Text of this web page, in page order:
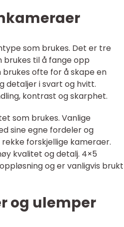
som brukes. Det er tre
til å fange opp
ofte for å skape en
detaljer i svart og hvitt.
kontrast og skarphet.
som brukes. Vanlige
sine egne fordeler og
forskjellige kameraer.
kvalitet og detalj. 4×5
og er vanligvis brukt
og ulemper